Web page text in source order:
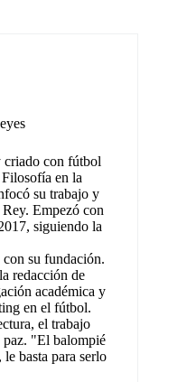
con fútbol
en la
su trabajo y
Empezó con
siguiendo la
su fundación.
redacción de
académica y
en el fútbol.
el trabajo
paz. "El balompié
basta para serlo